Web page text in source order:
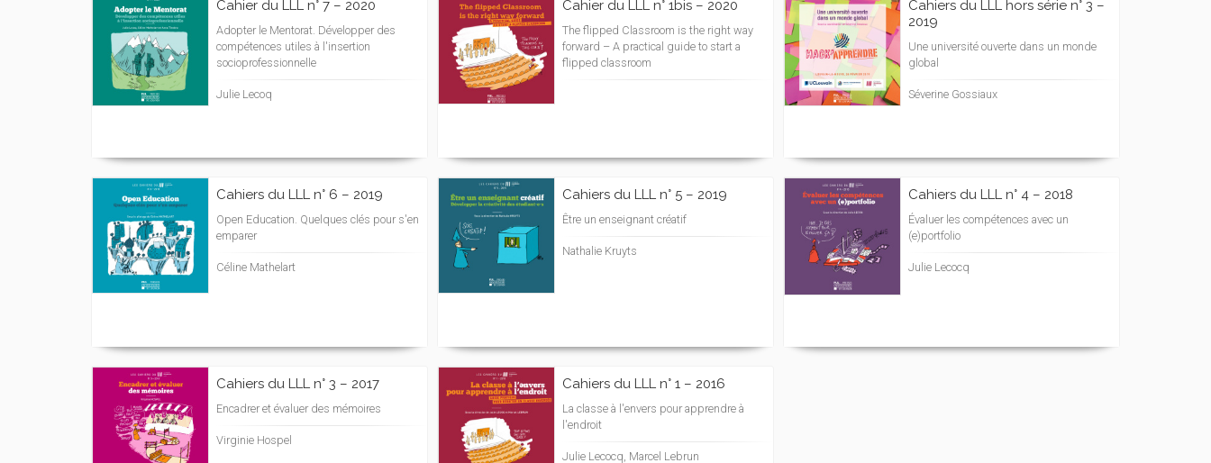
Cahier du LLL n° 7 – 2020
Adopter le Mentorat. Développer des
compétences utiles à l'insertion
socioprofessionnelle
Julie Lecoq
Cahier du LLL n° 1bis – 2020
The flipped Classroom is the right way
forward – A practical guide to start a
flipped classroom
Cahiers du LLL hors série n° 3 –
2019
Une université ouverte dans un monde
global
Séverine Gossiaux
Cahiers du LLL n° 6 – 2019
Open Education. Quelques clés pour s'en
emparer
Céline Mathelart
Cahiers du LLL n° 5 – 2019
Être un enseignant créatif
Nathalie Kruyts
Cahiers du LLL n° 4 – 2018
Évaluer les compétences avec un
(e)portfolio
Julie Lecocq
Cahiers du LLL n° 3 – 2017
Encadrer et évaluer des mémoires
Virginie Hospel
Cahiers du LLL n° 1 – 2016
La classe à l'envers pour apprendre à
l'endroit
Julie Lecocq, Marcel Lebrun